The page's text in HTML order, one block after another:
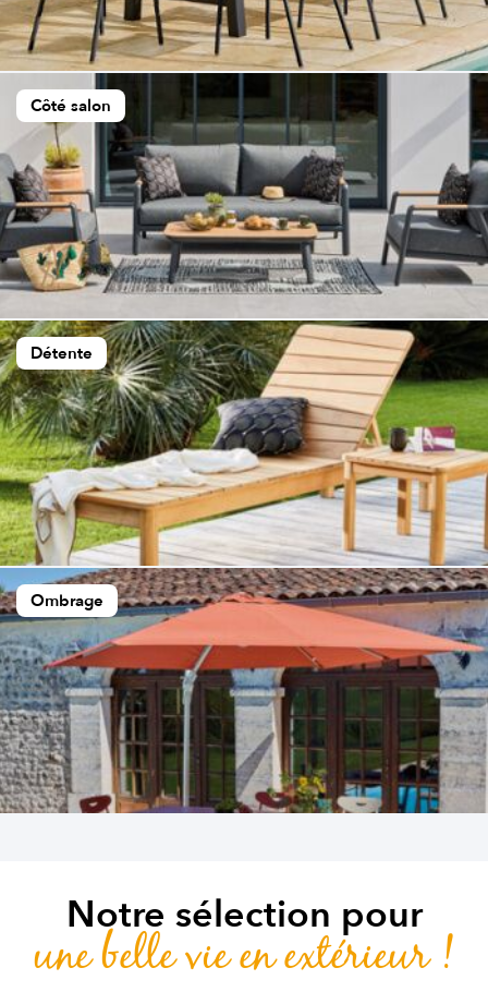
Côté salon
Détente
Ombrage
Notre sélection pour
une belle vie en extérieur !